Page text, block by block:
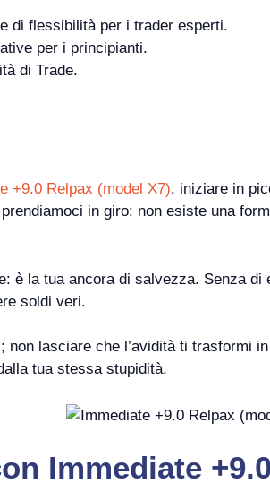
di flessibilità per i trader esperti.
per i principianti.
di Trade.
+9.0 Relpax (model X7), iniziare in
in giro: non esiste una
è la tua ancora di salvezza. Senza
soldi veri.
lasciare che l’avidità ti trasformi
tua stessa stupidità.
Immediate